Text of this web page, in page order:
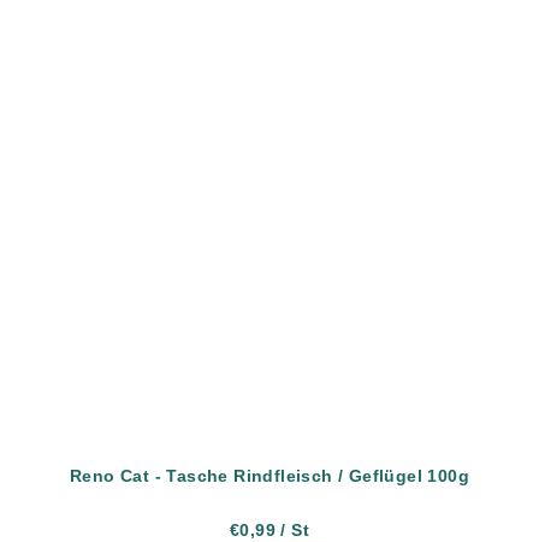
Reno Cat - Tasche Rindfleisch / Geflügel 100g
€0,99/ St